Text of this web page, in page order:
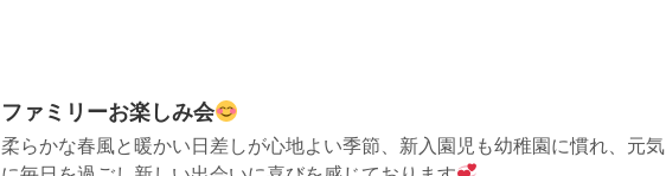
ファミリーお楽しみ会
柔らかな春風と暖かい日差しが心地よい季節、新入園児も幼稚園に慣れ、元気